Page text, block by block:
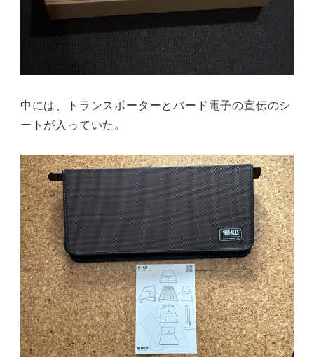
中には、トランスボーターとバード電子の宣伝のシ
ートが入っていた。